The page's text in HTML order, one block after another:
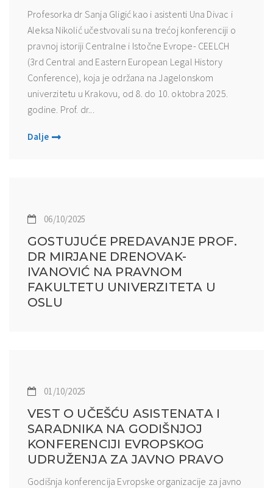
Profesorka dr Sanja Gligić kao i asistenti Una Divac i
Aleksa Nikolić učestvovali su na trećoj konferenciji o
pravnoj istoriji Centralne i Istočne Evrope- CEELCH
(3rd Central and Eastern European Legal History
Conference), koja je održana na Jagelonskom
univerzitetu u Krakovu, od 8. do 10. oktobra 2025.
godine. Prof. dr...
Dalje
06/10/2025
GOSTUJUĆE PREDAVANJE PROF.
DR MIRJANE DRENOVAK-
IVANOVIĆ NA PRAVNOM
FAKULTETU UNIVERZITETA U
OSLU
01/10/2025
VEST O UČEŠĆU ASISTENATA I
SARADNIKA NA GODIŠNJOJ
KONFERENCIJI EVROPSKOG
UDRUŽENJA ZA JAVNO PRAVO
Godišnja konferencija Evropske organizacije za javno